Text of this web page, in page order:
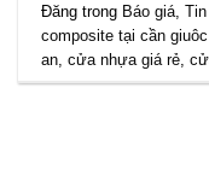
Đăng trong Báo giá ,
composite tại cần
an ,cửa nhựa giá rẻ ,